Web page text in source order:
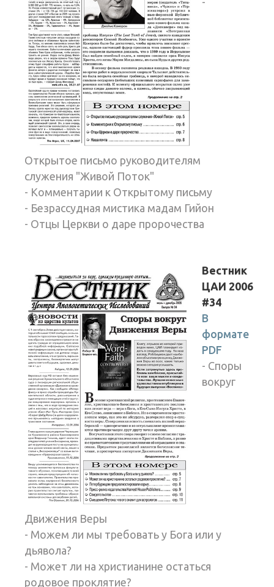
Открытое письмо руководителям
служения "Живой Поток"
- Комментарии к Открытому письму
- Безрассудная мистика мадам Гийон
- Отцы Церкви о даре пророчества
Вестник
ЦАИ 2006
#34
В
формате
PDF
- Споры
вокруг
Движения Веры
- Можем ли мы требовать у Бога или у
дьявола?
- Может ли на христианине остаться
родовое проклятие?